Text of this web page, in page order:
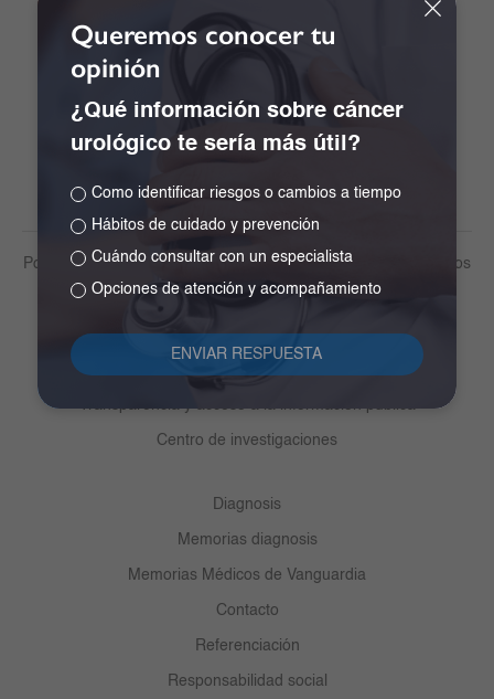
Queremos conocer tu
opinión
¿Qué información sobre cáncer
urológico te sería más útil?
Como identificar riesgos o cambios a tiempo
Hábitos de cuidado y prevención
Cuándo consultar con un especialista
Opciones de atención y acompañamiento
Calle 167 # 72 – 07. Bogotá, Colombia.
recepcion.colina@clinicadelcountry.com
Notificaciones Judiciales:
notificacionesclc@clinicadelcountry.com
Política de tratamiento de datos personales y otros lineamientos
Derechos y deberes del paciente
Medios de pago
Transparencia y acceso a la información pública
Centro de investigaciones
Diagnosis
Memorias diagnosis
Memorias Médicos de Vanguardia
Contacto
Referenciación
Responsabilidad social